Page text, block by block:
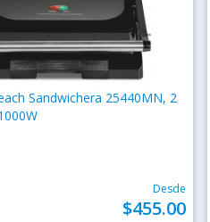
Sandwichera 25440MN, 2
Desde
$455.00